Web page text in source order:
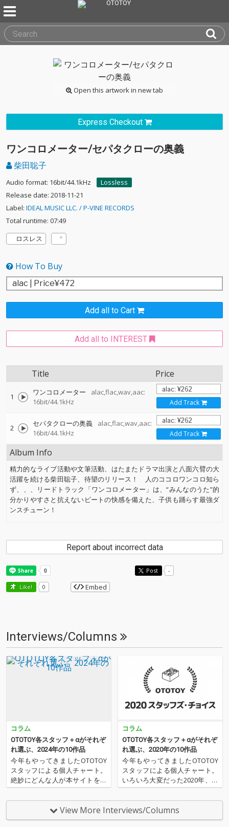
Open this artwork in new tab
Express Checkout
ワンコロメーター/セパタクローの奥義
柴田聡子
Audio format: 16bit/44.1kHz
Lossless
Release date: 2018-11-21
Label: IDEAL MUSIC LLC. / P-VINE RECORDS
Total runtime: 07:49
ロスレス
How To Buy
Add all to Cart
Add all to INTEREST
Title Price
1 ワンコロメーター
alac,flac,wav,aac:
16bit/44.1kHz
Add Track
2 セパタクローの奥義
alac,flac,wav,aac:
16bit/44.1kHz
Add Track
Album Info
精力的なライブ活動や文筆活動、はたまたドラマ出演と八面六臂の大
活躍を続ける柴田聡子、待望のリリース！ 人のココロワンコロ知ら
ず、、、リードトラック「ワンコロメーター」は、“みんなのうた”的
分かりやすさと抗えないビートの快感を備えた、子供も踊らす最強ダ
ンスチューン！
Report about incorrect data
Post -
Like! 0 Embed
Interviews/Columns
コラム
OTOTOY各スタッフ＋αがそれぞ
れ選ぶ、2024年の10作品
今年もやってきましたOTOTOY
スタッフによる個人チャート。
絶妙にどんな人が本サイトを運
営しているのか？ そんな自己
紹介もちょっとかねておりま
す。2024年は、それぞれなにを
聴いてOTOTOYを作っていたの
コラム
OTOTOY各スタッフ＋αがそれぞ
れ選ぶ、2020年の10作品
今年もやってきましたOTOTOY
スタッフによる個人チャート。
いろいろ大変だった2020年、な
にを聴いてOTOTOYを作ってい
たのか？ 今年は新人、梶野に加
えてインターン、そしてコント
リビューター枠としていろいろ
View More Interviews/Columns